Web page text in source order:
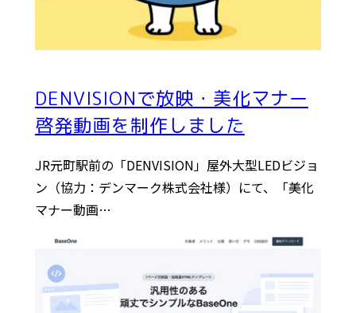
DENVISIONで放映・美化マナー
啓発動画を制作しました
JR元町駅前の「DENVISION」屋外大型LEDビジョ
ン（協力：デンマーク株式会社様）にて、「美化
マナー動画…